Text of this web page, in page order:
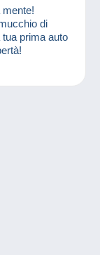
mente!
di
prima auto